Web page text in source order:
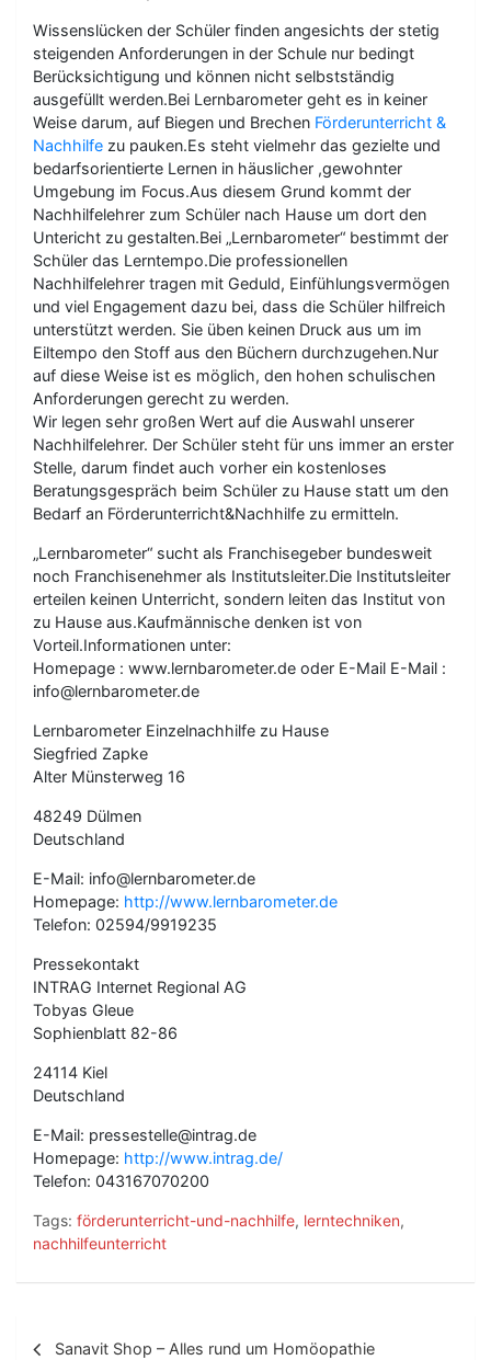
Wissenslücken der Schüler finden angesichts der stetig
steigenden Anforderungen in der Schule nur bedingt
Berücksichtigung und können nicht selbstständig
ausgefüllt werden.Bei Lernbarometer geht es in keiner
Weise darum, auf Biegen und Brechen Förderunterricht &
Nachhilfe zu pauken.Es steht vielmehr das gezielte und
bedarfsorientierte Lernen in häuslicher ,gewohnter
Umgebung im Focus.Aus diesem Grund kommt der
Nachhilfelehrer zum Schüler nach Hause um dort den
Untericht zu gestalten.Bei „Lernbarometer“ bestimmt der
Schüler das Lerntempo.Die professionellen
Nachhilfelehrer tragen mit Geduld, Einfühlungsvermögen
und viel Engagement dazu bei, dass die Schüler hilfreich
unterstützt werden. Sie üben keinen Druck aus um im
Eiltempo den Stoff aus den Büchern durchzugehen.Nur
auf diese Weise ist es möglich, den hohen schulischen
Anforderungen gerecht zu werden.
Wir legen sehr großen Wert auf die Auswahl unserer
Nachhilfelehrer. Der Schüler steht für uns immer an erster
Stelle, darum findet auch vorher ein kostenloses
Beratungsgespräch beim Schüler zu Hause statt um den
Bedarf an Förderunterricht&Nachhilfe zu ermitteln.
„Lernbarometer“ sucht als Franchisegeber bundesweit
noch Franchisenehmer als Institutsleiter.Die Institutsleiter
erteilen keinen Unterricht, sondern leiten das Institut von
zu Hause aus.Kaufmännische denken ist von
Vorteil.Informationen unter:
Homepage : www.lernbarometer.de oder E-Mail E-Mail :
info@lernbarometer.de
Lernbarometer Einzelnachhilfe zu Hause
Siegfried Zapke
Alter Münsterweg 16
48249 Dülmen
Deutschland
E-Mail: info@lernbarometer.de
Homepage: http://www.lernbarometer.de
Telefon: 02594/9919235
Pressekontakt
INTRAG Internet Regional AG
Tobyas Gleue
Sophienblatt 82-86
24114 Kiel
Deutschland
E-Mail: pressestelle@intrag.de
Homepage: http://www.intrag.de/
Telefon: 043167070200
Tags: förderunterricht-und-nachhilfe, lerntechniken,
nachhilfeunterricht
Sanavit Shop – Alles rund um Homöopathie